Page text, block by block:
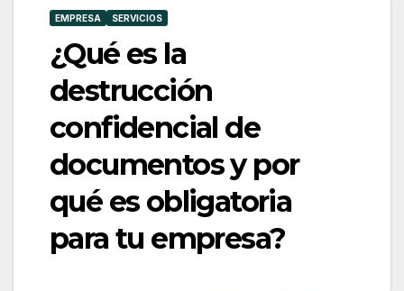
EMPRESA SERVICIOS
¿Qué es la
destrucción
confidencial de
documentos y por
qué es obligatoria
para tu empresa?